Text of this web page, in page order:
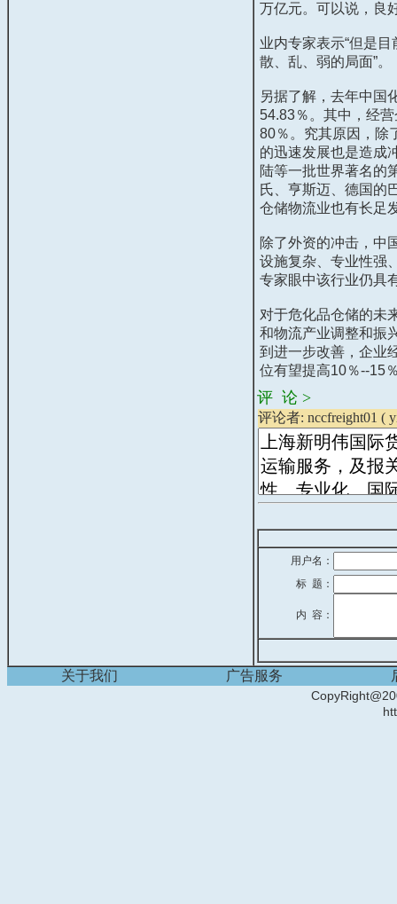
万亿元。可以说，良
业内专家表示“但是
散、乱、弱的局面”。
另据了解，去年中国
54.83％。其中，经
80％。究其原因，除
的迅速发展也是造成
陆等一批世界著名的
氏、亨斯迈、德国的
仓储物流业也有长足
除了外资的冲击，中
设施复杂、专业性强
专家眼中该行业仍具
对于危化品仓储的未
和物流产业调整和振
到进一步改善，企业
位有望提高10％--15
评 论 >
评论者: nccfreight01 (
用户名：
标 题：
内 容：
关于我们 广告服务